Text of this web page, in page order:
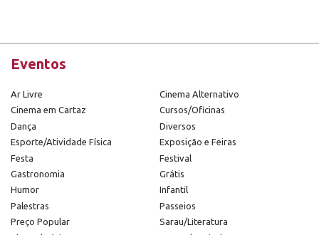
Eventos
Ar Livre
Cinema Alternativo
Cinema em Cartaz
Cursos/Oficinas
Dança
Diversos
Esporte/Atividade Física
Exposição e Feiras
Festa
Festival
Gastronomia
Grátis
Humor
Infantil
Palestras
Passeios
Preço Popular
Sarau/Literatura